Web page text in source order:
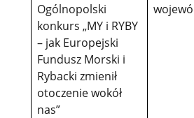
Ogólnopolski
konkurs „MY i RYBY
– jak Europejski
Fundusz Morski i
Rybacki zmienił
otoczenie wokół
nas”